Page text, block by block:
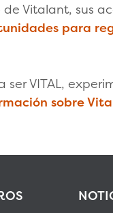
de Vitalant, sus
para
ser VITAL,
sobre